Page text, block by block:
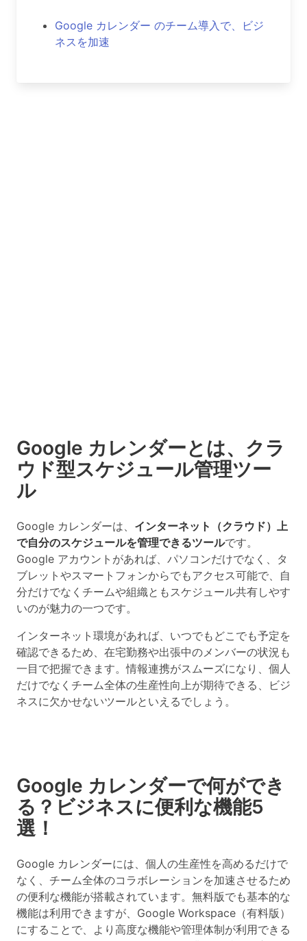
Google カレンダー のチーム導入で、ビジ
ネスを加速
Google カレンダーとは、クラ
ウド型スケジュール管理ツー
ル
Google カレンダーは、 インターネット（クラウド）上
で自分のスケジュールを管理できるツールです。
Google アカウントがあれば、パソコンだけでなく、タ
ブレットやスマートフォンからでもアクセス可能で、自
分だけでなくチームや組織ともスケジュール共有しやす
いのが魅力の一つです。
インターネット環境があれば、いつでもどこでも予定を
確認できるため、在宅勤務や出張中のメンバーの状況も
一目で把握できます。情報連携がスムーズになり、個人
だけでなくチーム全体の生産性向上が期待できる、ビジ
ネスに欠かせないツールといえるでしょう。
Google カレンダーで何ができ
る？ビジネスに便利な機能5
選！
Google カレンダーには、個人の生産性を高めるだけで
なく、チーム全体のコラボレーションを加速させるため
の便利な機能が搭載されています。無料版でも基本的な
機能は利用できますが、Google Workspace（有料版）
にすることで、より高度な機能や管理体制が利用できる